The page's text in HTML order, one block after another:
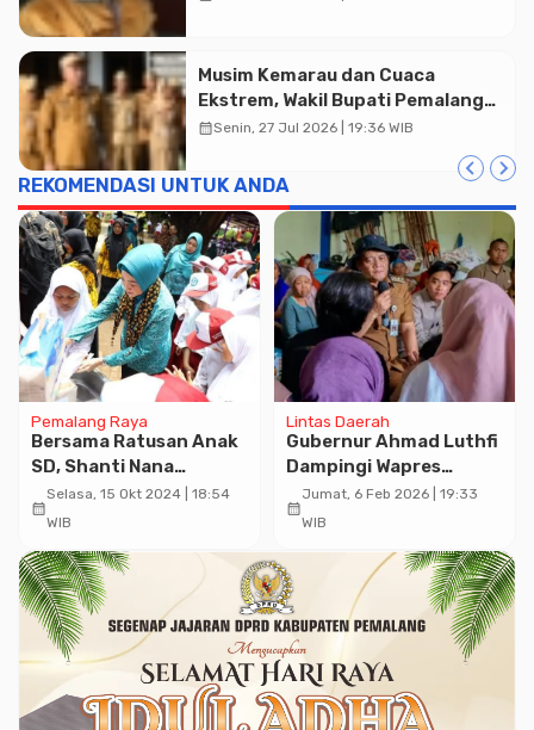
Advertisment
Musim Kemarau dan Cuaca
Ekstrem, Wakil Bupati Pemalang
Ingatkan ASN Waspada Bahaya
calendar_monthSenin, 27 Jul 2026 | 19:36 WIB
REKOMENDASI UNTUK ANDA
Pemalang Raya
Bersama Ratusan Anak
SD, Shanti Nana
Peringati Hari CTPS
Sedunia di Pekalongan
calendar_month
Selasa, 15 Okt 2024 | 18:54
WIB
Lintas Daerah
Gubernur Ahmad Luthfi
Dampingi Wapres
Gibran Kunjungi Korban
Tanah Gerak di Tegal
calendar_month
Jumat, 6 Feb 2026 | 19:33
WIB